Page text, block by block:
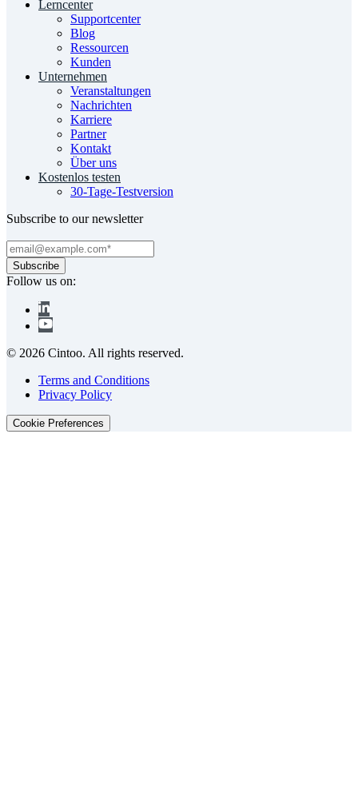
Lerncenter
Supportcenter
Blog
Ressourcen
Kunden
Unternehmen
Veranstaltungen
Nachrichten
Karriere
Partner
Kontakt
Über uns
Kostenlos testen
30-Tage-Testversion
Subscribe to our newsletter
Follow us on:
© 2026 Cintoo. All rights reserved.
Terms and Conditions
Privacy Policy
Cookie Preferences